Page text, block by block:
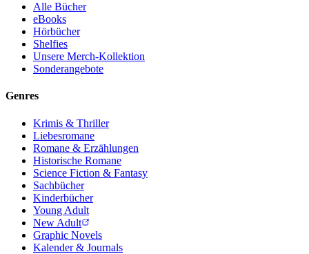
Alle Bücher
eBooks
Hörbücher
Shelfies
Unsere Merch-Kollektion
Sonderangebote
Genres
Krimis & Thriller
Liebesromane
Romane & Erzählungen
Historische Romane
Science Fiction & Fantasy
Sachbücher
Kinderbücher
Young Adult
New Adult
Graphic Novels
Kalender & Journals